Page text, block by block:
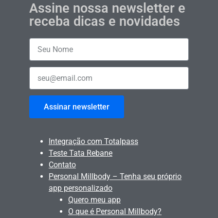
Assine nossa newsletter e
receba dicas e novidades
Assinar newsletter
Integração com Totalpass
Teste Tata Rebane
Contato
Personal Millbody – Tenha seu próprio
app personalizado
Quero meu app
O que é Personal Millbody?